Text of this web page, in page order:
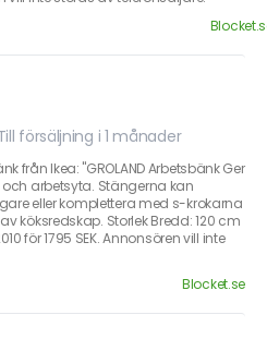
försäljning i 1 månader
från Ikea: "GROLAND Arbetsbänk Ger
arbetsyta. Stängerna kan
eller komplettera med s-krokarna
köksredskap. Storlek Bredd: 120 cm
för 1795 SEK. Annonsören vill inte
Blocket.se